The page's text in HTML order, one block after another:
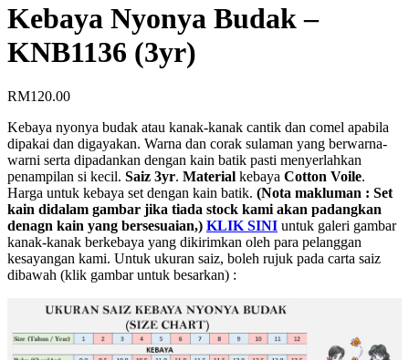
Kebaya Nyonya Budak –
KNB1136 (3yr)
RM120.00
Kebaya nyonya budak atau kanak-kanak cantik dan comel apabila
dipakai dan digayakan. Warna dan corak sulaman yang berwarna-
warni serta dipadankan dengan kain batik pasti menyerlahkan
penampilan si kecil. Saiz 3yr. Material kebaya Cotton Voile.
Harga untuk kebaya set dengan kain batik. (Nota makluman : Set
kain didalam gambar jika tiada stock kami akan padangkan
denagn kain yang bersesuaian,) KLIK SINI untuk galeri gambar
kanak-kanak berkebaya yang dikirimkan oleh para pelanggan
kesayangan kami. Untuk ukuran saiz, boleh rujuk pada carta saiz
dibawah (klik gambar untuk besarkan) :